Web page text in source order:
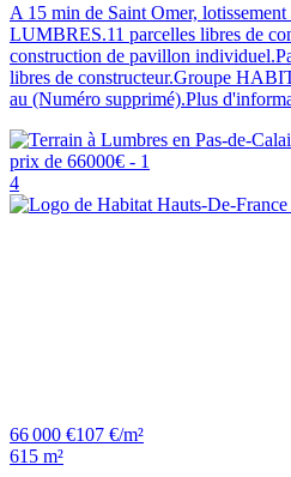
A 15 min de Saint Omer,
LUMBRES.11 parcelles libres de
construction de pavillon
libres de constructeur.Groupe
au (Numéro supprimé).Plus
4
66 000 €107 €/m²
615 m²